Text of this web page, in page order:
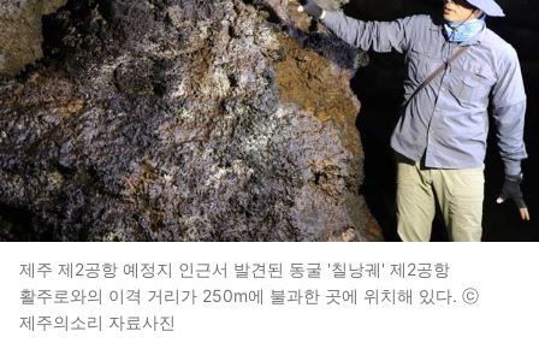
제주 제2공항 예정지 인근서 발견된 동굴 '칠낭궤' 제2공항
활주로와의 이격 거리가 250m에 불과한 곳에 위치해 있다. ⓒ
제주의소리 자료사진